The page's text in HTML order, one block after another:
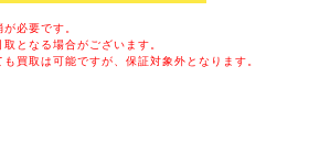
必要です。
となる場合がございます。
買取は可能ですが、保証対象外となります。